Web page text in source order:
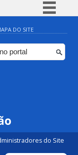
BR
Participe
DO SITE
do Site